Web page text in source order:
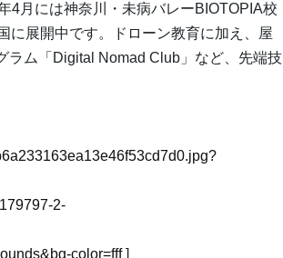
4月には神奈川・未病バレーBIOTOPIA校
に展開中です。ドローン教育に加え、屋
ラム「Digital Nomad Club」など、先端技
2-
color=fff]